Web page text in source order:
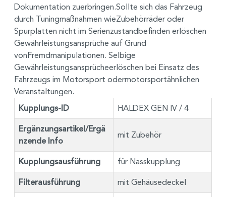
Dokumentation zuerbringen.Sollte sich das Fahrzeug
durch Tuningmaßnahmen wieZubehörräder oder
Spurplatten nicht im Serienzustandbefinden erlöschen
Gewährleistungsansprüche auf Grund
vonFremdmanipulationen. Selbige
Gewährleistungsansprücheerlöschen bei Einsatz des
Fahrzeugs im Motorsport odermotorsportähnlichen
Veranstaltungen.
Kupplungs-ID HALDEX GEN IV / 4
Ergänzungsartikel/Ergä
nzende Info
mit Zubehör
Kupplungsausführung für Nasskupplung
Filterausführung mit Gehäusedeckel